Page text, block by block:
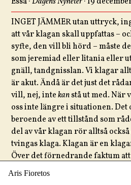
Aris Fioretos
INGET JÄMMER utan uttryck,
att vår klagan skall uppfattas –
syfte, den vill bli hörd – måste
som jeremiad eller litania eller
gnäll, tandgnisslan. Vi klagar
är akut. Ändå är det just det
vill, nej, intekanstå ut med. När
oss inte längre i situationen.
beroende av ett tillstånd som
del av vår klagan rör alltså
tvingas klaga. Klagan är en
Över det förnedrande faktum
situation där vi inte förmår annat